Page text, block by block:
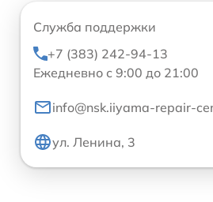
Служба поддержки
+7 (383) 242-94-13
Ежедневно с 9:00 до 21:00
info@nsk.iiyama-repair-
ул. Ленина, 3